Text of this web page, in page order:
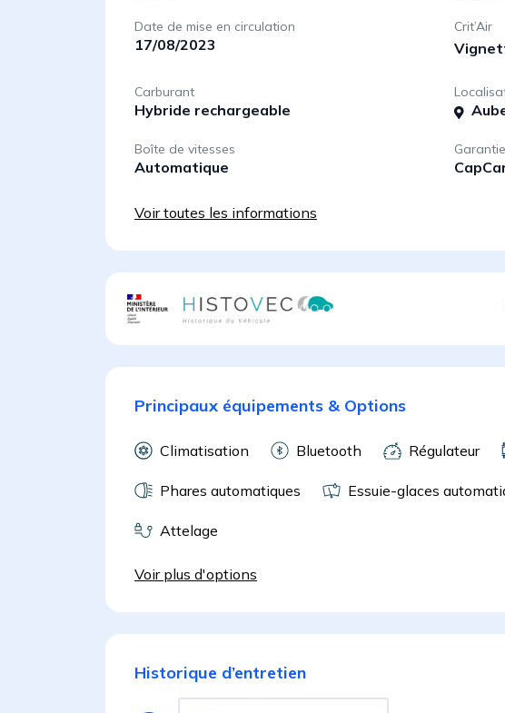
Date de mise en circulation
17/08/2023
Crit’Air
Carburant
Hybride rechargeable
Boîte de vitesses
Automatique
Garantie
Voir toutes les informations
Principaux équipements & Options
Climatisation Bluetooth Régulateur
Phares automatiques Essuie-glaces
Attelage
Voir plus d'options
Historique d’entretien